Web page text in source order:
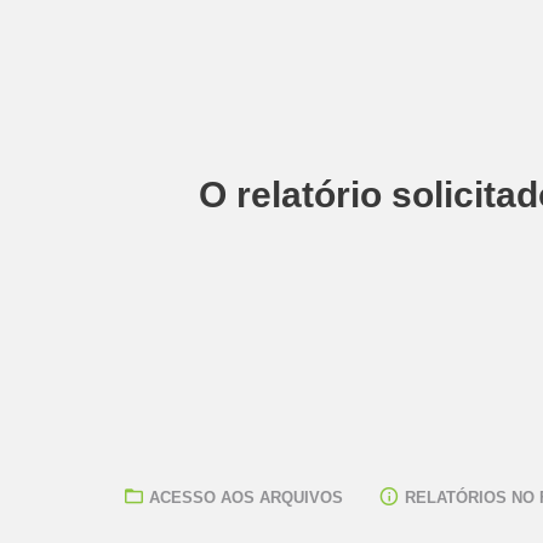
O relatório
ACESSO AOS ARQUIVOS RELATÓRIOS NO